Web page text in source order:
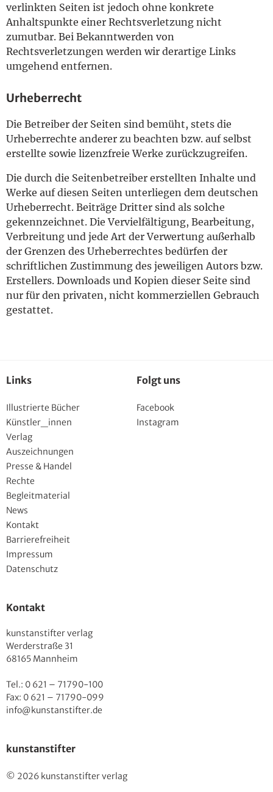
verlinkten Seiten ist jedoch ohne konkrete
Anhaltspunkte einer Rechtsverletzung nicht
zumutbar. Bei Bekanntwerden von
Rechtsverletzungen werden wir derartige Links
umgehend entfernen.
Urheberrecht
Die Betreiber der Seiten sind bemüht, stets die
Urheberrechte anderer zu beachten bzw. auf selbst
erstellte sowie lizenzfreie Werke zurückzugreifen.
Die durch die Seitenbetreiber erstellten Inhalte und
Werke auf diesen Seiten unterliegen dem deutschen
Urheberrecht. Beiträge Dritter sind als solche
gekennzeichnet. Die Vervielfältigung, Bearbeitung,
Verbreitung und jede Art der Verwertung außerhalb
der Grenzen des Urheberrechtes bedürfen der
schriftlichen Zustimmung des jeweiligen Autors bzw.
Erstellers. Downloads und Kopien dieser Seite sind
nur für den privaten, nicht kommerziellen Gebrauch
gestattet.
Links
Illustrierte Bücher
Künstler_innen
Verlag
Auszeichnungen
Presse & Handel
Rechte
Begleitmaterial
News
Kontakt
Barrierefreiheit
Impressum
Datenschutz
Folgt uns
Facebook
Instagram
Kontakt
kunstanstifter verlag
Werderstraße 31
68165 Mannheim
Tel.: 0 621 – 71790-100
Fax: 0 621 – 71790-099
info@kunstanstifter.de
kunstanstifter
© 2026 kunstanstifter verlag